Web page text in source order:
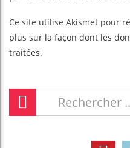
Ce site utilise Akismet pour
plus sur la façon dont les
traitées.